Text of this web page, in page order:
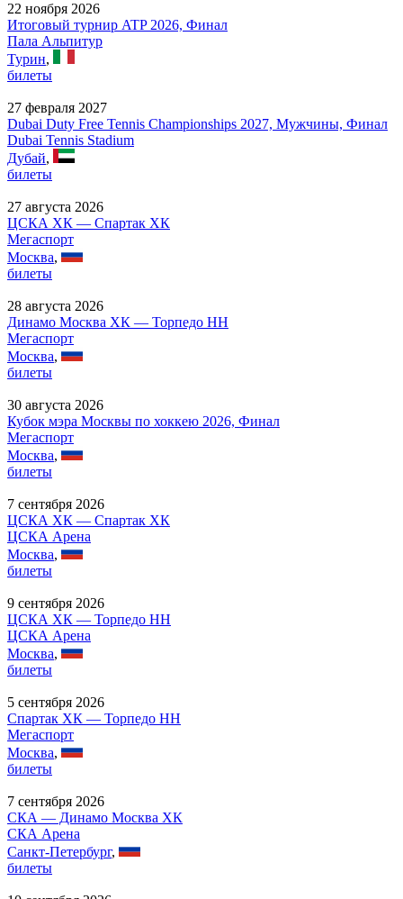
22 ноября 2026
Итоговый турнир ATP 2026, Финал
Пала Альпитур
Турин,
билеты
27 февраля 2027
Dubai Duty Free Tennis Championships 2027, Мужчины, Финал
Dubai Tennis Stadium
Дубай,
билеты
27 августа 2026
ЦСКА ХК — Спартак ХК
Мегаспорт
Москва,
билеты
28 августа 2026
Динамо Москва ХК — Торпедо НН
Мегаспорт
Москва,
билеты
30 августа 2026
Кубок мэра Москвы по хоккею 2026, Финал
Мегаспорт
Москва,
билеты
7 сентября 2026
ЦСКА ХК — Спартак ХК
ЦСКА Арена
Москва,
билеты
9 сентября 2026
ЦСКА ХК — Торпедо НН
ЦСКА Арена
Москва,
билеты
5 сентября 2026
Спартак ХК — Торпедо НН
Мегаспорт
Москва,
билеты
7 сентября 2026
СКА — Динамо Москва ХК
СКА Арена
Санкт-Петербург,
билеты